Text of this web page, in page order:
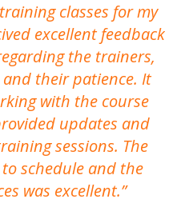
classes for my
excellent feedback
the trainers,
their patience. It
with the course
updates and
sessions. The
to schedule and the
was excellent.